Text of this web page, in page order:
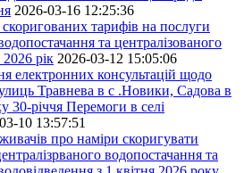
2026-03-16 12:25:36
тарифів на послуги
та централізованого
рік 2026-03-12 15:05:06
електронних консультацій щодо
Травнева в с .Новики, Садова в
30-річчя Перемоги в селі
10 13:57:51
про наміри скоригувати
водопостачання та